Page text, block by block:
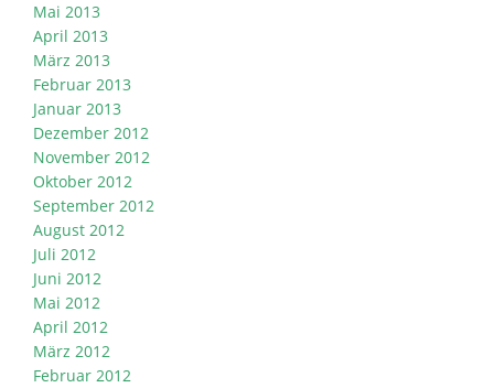
Mai 2013
April 2013
März 2013
Februar 2013
Januar 2013
Dezember 2012
November 2012
Oktober 2012
September 2012
August 2012
Juli 2012
Juni 2012
Mai 2012
April 2012
März 2012
Februar 2012